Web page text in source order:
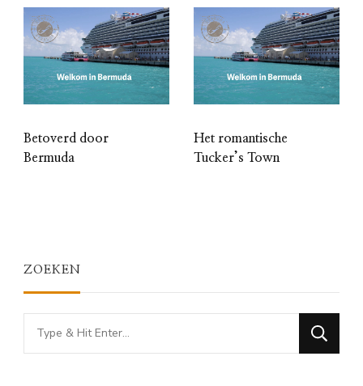
Betoverd door
Bermuda
Het romantische
Tucker’s Town
ZOEKEN
Looking
for